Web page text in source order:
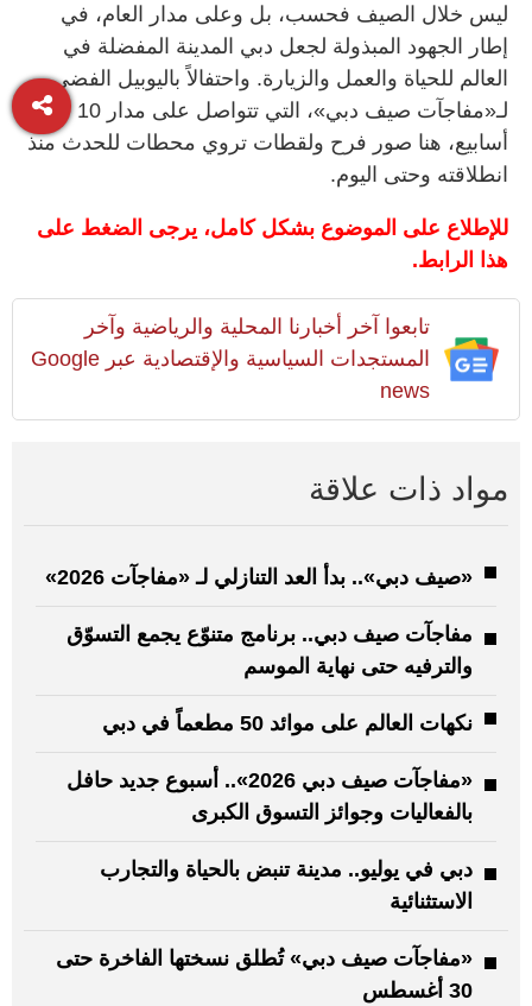
ليس خلال الصيف فحسب، بل وعلى مدار العام، في
إطار الجهود المبذولة لجعل دبي المدينة المفضلة في
العالم للحياة والعمل والزيارة. واحتفالاً باليوبيل الفضي
لـ«مفاجآت صيف دبي»، التي تتواصل على مدار 10
أسابيع، هنا صور فرح ولقطات تروي محطات للحدث منذ
انطلاقته وحتى اليوم.
للإطلاع على الموضوع بشكل كامل، يرجى الضغط على
هذا الرابط.
تابعوا آخر أخبارنا المحلية والرياضية وآخر
المستجدات السياسية والإقتصادية عبر Google
news
مواد ذات علاقة
«صيف دبي».. بدأ العد التنازلي لـ «مفاجآت 2026»
مفاجآت صيف دبي.. برنامج متنوّع يجمع التسوّق
والترفيه حتى نهاية الموسم
نكهات العالم على موائد 50 مطعماً في دبي
«مفاجآت صيف دبي 2026».. أسبوع جديد حافل
بالفعاليات وجوائز التسوق الكبرى
دبي في يوليو.. مدينة تنبض بالحياة والتجارب
الاستثنائية
«مفاجآت صيف دبي» تُطلق نسختها الفاخرة حتى
30 أغسطس